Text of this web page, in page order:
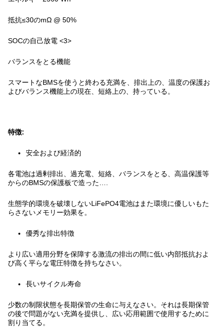
抵抗≤30のmΩ @ 50%
SOCの自己放電 <3>
バランスをとる機能
スマートなBMSを使うと終わる充満を、排出上の、温度の保護お
よびバランス機能上の現在、短絡上の、持っている。
特徴:
安全および経済的
各電池は過剰排出、過充電、短絡、バランスをとる、高温保護等
からのBMSの保護板で造った….
生態学的環境を破壊しないLiFePO4電池はまた環境に優しいもた
らさないメモリー効果を。
優秀な排出特徴
より広い適用分野を保障する激流の排出の間に低い内部抵抗およ
び高く平らな電圧特徴を持ちなさい。
長いサイクル寿命
少数の制限状態を長期保管の生命に与えなさい。それは長期保管
の後で問題がない充満を提供し、広い応用範囲で使用するために
割り当てる。